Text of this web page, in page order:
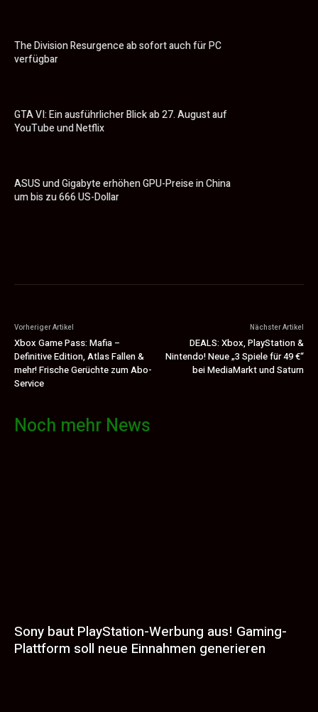
The Division Resurgence ab sofort auch für PC
verfügbar
GTA VI: Ein ausführlicher Blick ab 27. August auf
YouTube und Netflix
ASUS und Gigabyte erhöhen GPU-Preise in China
um bis zu 666 US-Dollar
Vorheriger Artikel
Xbox Game Pass: Mafia –
Definitive Edition, Atlas Fallen &
mehr! Frische Gerüchte zum Abo-
Service
Nächster Artikel
DEALS: Xbox, PlayStation &
Nintendo! Neue „3 Spiele für 49 €“
bei MediaMarkt und Saturn
Noch mehr News
Sony baut PlayStation-Werbung aus! Gaming-
Plattform soll neue Einnahmen generieren